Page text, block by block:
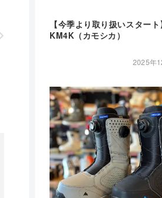
【今季より取り扱いスター
KM4K（カモシカ）
2025年